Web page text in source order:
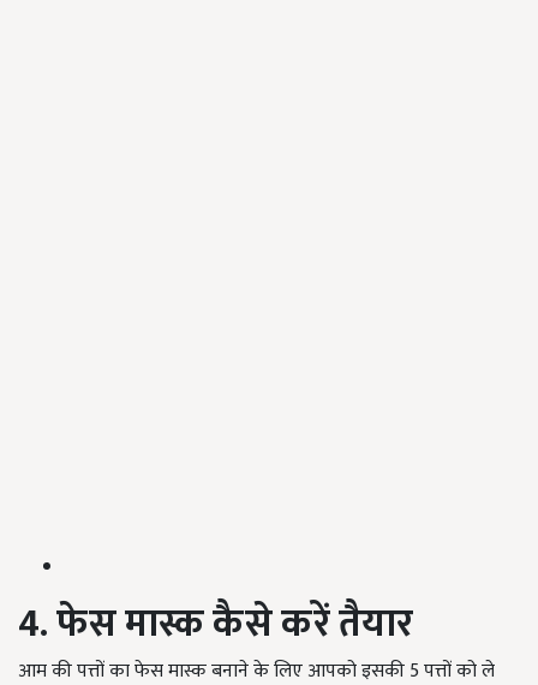
4. फेस मास्क कैसे करें तैयार
आम की पत्तों का फेस मास्क बनाने के लिए आपको इसकी 5 पत्तों को ले